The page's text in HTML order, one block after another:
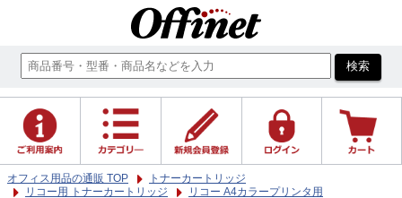
オフィス用品の通販 TOP
トナーカートリッジ
リコー用 トナーカートリッジ
リコー A4カラープリンタ用